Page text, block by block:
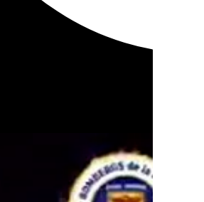
4 entre